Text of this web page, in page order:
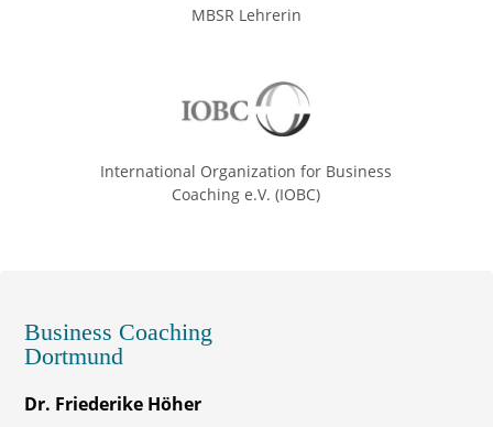
MBSR Lehrerin
International Organization for Business
Coaching e.V. (IOBC)
Business Coaching
Dortmund
Dr. Friederike Höher